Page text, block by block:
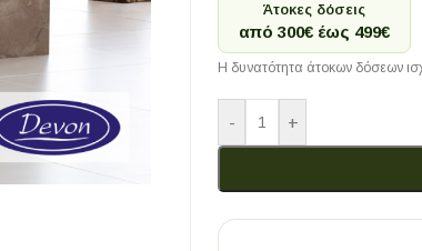
Άτοκες δόσεις
από 300€ έως 499€
Η δυνατότητα άτοκων δόσεων
- +